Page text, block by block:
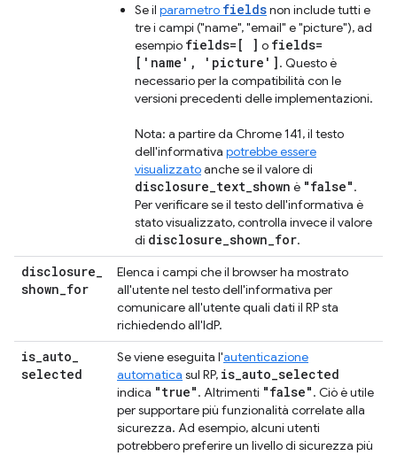
Se il parametro fieldsnon include tutti e
tre i campi ("name", "email" e "picture"), ad
esempio fields=[ ] o fields=
['name', 'picture']. Questo è
necessario per la compatibilità con le
versioni precedenti delle implementazioni.
Nota: a partire da Chrome 141, il testo
dell'informativa potrebbe essere
visualizzatoanche se il valore di
disclosure_text_shown è "false".
Per verificare se il testo dell'informativa è
stato visualizzato, controlla invece il valore
di disclosure_shown_for.
disclosure_
shown_for
Elenca i campi che il browser ha mostrato
all'utente nel testo dell'informativa per
comunicare all'utente quali dati il RP sta
richiedendo all'IdP.
is_auto_
selected
Se viene eseguita l'autenticazione
automatica sul RP, is_auto_selected
indica "true". Altrimenti "false". Ciò è utile
per supportare più funzionalità correlate alla
sicurezza. Ad esempio, alcuni utenti
potrebbero preferire un livello di sicurezza più